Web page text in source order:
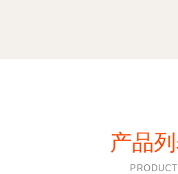
产品
PRODUCT